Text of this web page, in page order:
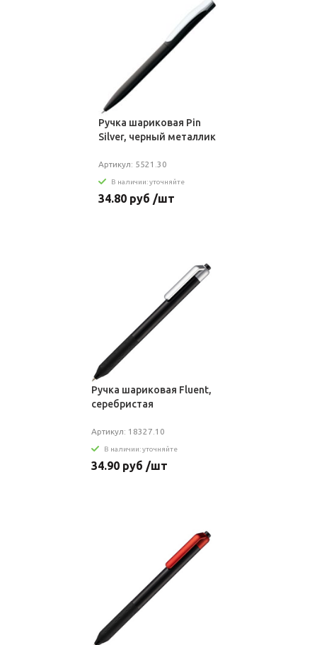
Ручка шариковая Pin
Silver, черный металлик
Артикул: 5521.30
В наличии: уточняйте
34.80 руб /шт
Ручка шариковая Fluent,
серебристая
Артикул: 18327.10
В наличии: уточняйте
34.90 руб /шт